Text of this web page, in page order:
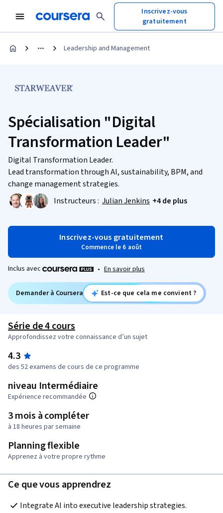
Inscrivez-vous
gratuitement
Leadership and Management
Spécialisation "Digital
Transformation Leader"
Digital Transformation Leader.
Lead transformation through AI, sustainability, BPM, and
change management strategies.
Instructeurs : Julian Jenkins +4 de plus
Inscrivez-vous gratuitement
Commence le 6 août
Inclus avec • En savoir plus
Demander à Coursera Est-ce que cela me convient ?
Série de 4 cours
Approfondissez votre connaissance d’un sujet
4.3
des 52 examens de cours de ce programme
niveau Intermédiaire
Expérience recommandée
3 mois à compléter
à 18 heures par semaine
Planning flexible
Apprenez à votre propre rythme
Ce que vous apprendrez
Integrate AI into executive leadership strategies.